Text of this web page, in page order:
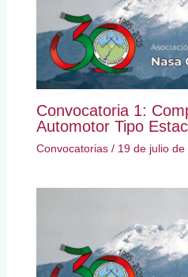
Convocatoria 1:
Automotor Tipo
Convocatorias/ 19 de julio de